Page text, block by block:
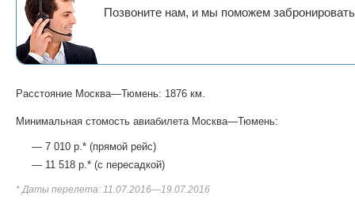
Позвоните нам, и мы поможем
Расстояние Москва—Тюмень: 1876 км.
Минимальная стомость авиабилета Москва—Тюмень:
— 7 010 р.* (прямой рейс)
— 11 518 р.* (с пересадкой)
* Даты перелета: 11.07.2016—19.07.2016